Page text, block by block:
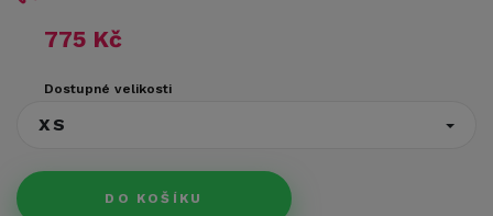
775 Kč
Dostupné velikosti
XS
DO KOŠÍKU